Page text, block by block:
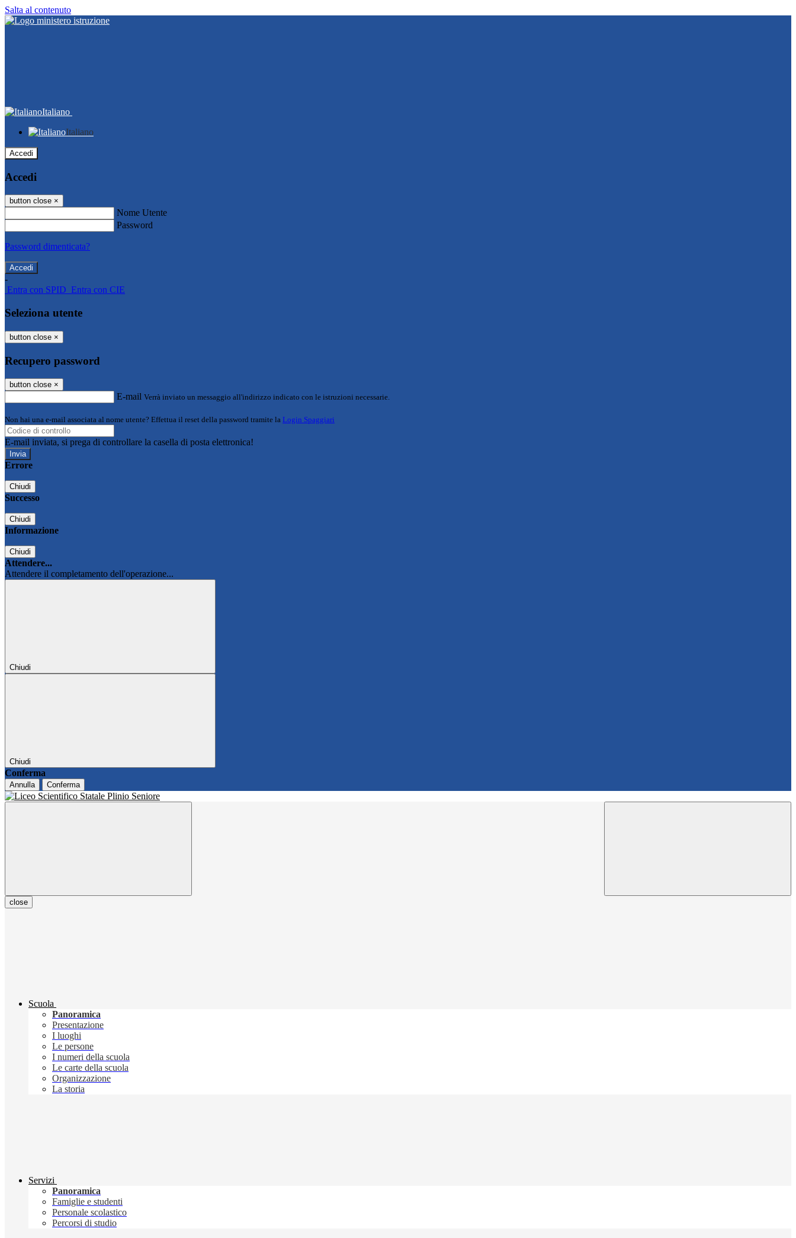
Salta al contenuto
Italiano
Italiano
Accedi
Accedi
button close ×
Nome Utente
Password
Password dimenticata?
-
Entra con SPID Entra con CIE
Seleziona utente
button close ×
Recupero password
button close ×
E-mail Verrà inviato un messaggio all'indirizzo indicato con le istruzioni necessarie.
Non hai una e-mail associata al nome utente? Effettua il reset della password tramite la Login Spaggiari
E-mail inviata, si prega di controllare la casella di posta elettronica!
Errore
Chiudi
Successo
Chiudi
Informazione
Chiudi
Attendere...
Attendere il completamento dell'operazione...
Chiudi
Chiudi
Conferma
Annulla Conferma
close
Scuola
Panoramica
Presentazione
I luoghi
Le persone
I numeri della scuola
Le carte della scuola
Organizzazione
La storia
Servizi
Panoramica
Famiglie e studenti
Personale scolastico
Percorsi di studio